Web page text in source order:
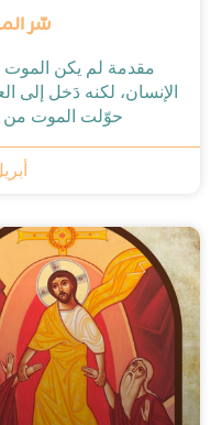
سّر
مقدمة لم يكن الموت
الإنسان، لكنه دَخل إلى
حوّلت الموت من
أبريل 21,